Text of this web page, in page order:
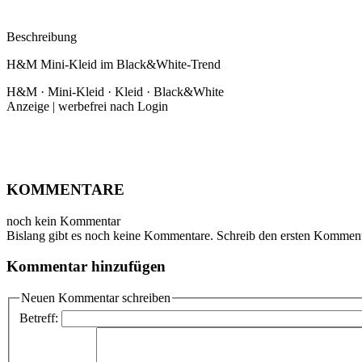
Beschreibung
H&M Mini-Kleid im Black&White-Trend
H&M · Mini-Kleid · Kleid · Black&White
Anzeige | werbefrei nach Login
KOMMENTARE
noch kein Kommentar
Bislang gibt es noch keine Kommentare. Schreib den ersten
Kommentar hinzufügen
Neuen Kommentar schreiben
Betreff: